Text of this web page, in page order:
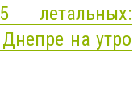
летальных:
на утро